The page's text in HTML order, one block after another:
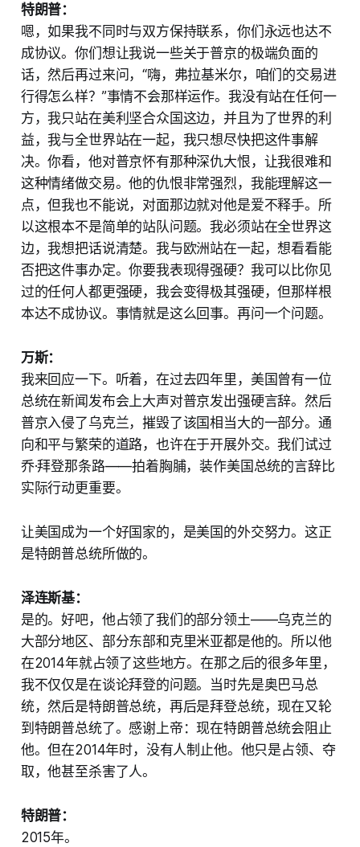
特朗普：
嗯，如果我不同时与双方保持联系，你们永远也达不
成协议。你们想让我说一些关于普京的极端负面的
话，然后再过来问，“嗨，弗拉基米尔，咱们的交易进
行得怎么样？”事情不会那样运作。我没有站在任何一
方，我只站在美利坚合众国这边，并且为了世界的利
益，我与全世界站在一起，我只想尽快把这件事解
决。你看，他对普京怀有那种深仇大恨，让我很难和
这种情绪做交易。他的仇恨非常强烈，我能理解这一
点，但我也不能说，对面那边就对他是爱不释手。所
以这根本不是简单的站队问题。我必须站在全世界这
边，我想把话说清楚。我与欧洲站在一起，想看看能
否把这件事办定。你要我表现得强硬？我可以比你见
过的任何人都更强硬，我会变得极其强硬，但那样根
本达不成协议。事情就是这么回事。再问一个问题。
万斯：
我来回应一下。听着，在过去四年里，美国曾有一位
总统在新闻发布会上大声对普京发出强硬言辞。然后
普京入侵了乌克兰，摧毁了该国相当大的一部分。通
向和平与繁荣的道路，也许在于开展外交。我们试过
乔·拜登那条路——拍着胸脯，装作美国总统的言辞比
实际行动更重要。
让美国成为一个好国家的，是美国的外交努力。这正
是特朗普总统所做的。
泽连斯基：
是的。好吧，他占领了我们的部分领土——乌克兰的
大部分地区、部分东部和克里米亚都是他的。所以他
在2014年就占领了这些地方。在那之后的很多年里，
我不仅仅是在谈论拜登的问题。当时先是奥巴马总
统，然后是特朗普总统，再后是拜登总统，现在又轮
到特朗普总统了。感谢上帝：现在特朗普总统会阻止
他。但在2014年时，没有人制止他。他只是占领、夺
取，他甚至杀害了人。
特朗普：
2015年。